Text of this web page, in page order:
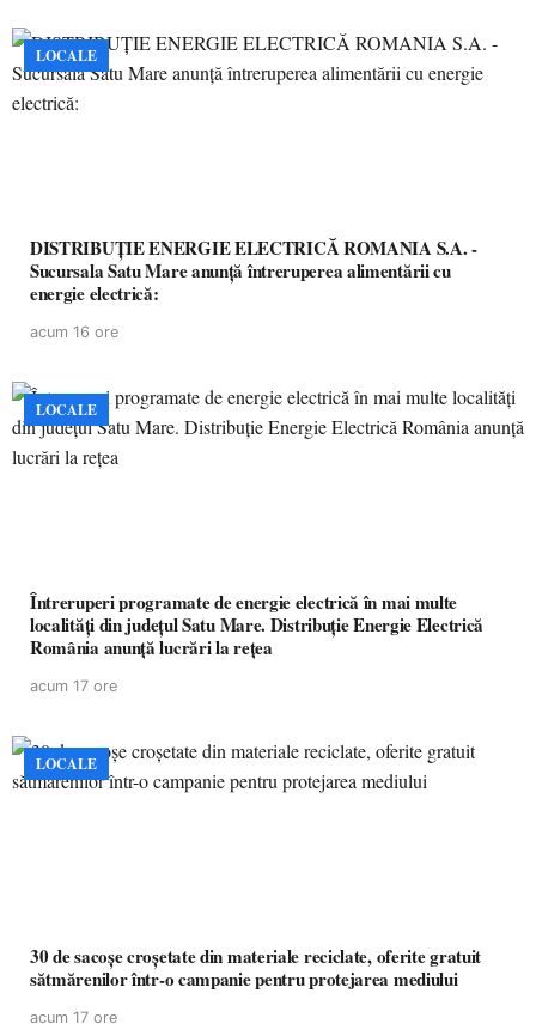
LOCALE
DISTRIBUȚIE ENERGIE ELECTRICĂ ROMANIA S.A. -
Sucursala Satu Mare anunţă întreruperea alimentării cu
energie electrică:
acum 16 ore
LOCALE
Întreruperi programate de energie electrică în mai multe
localități din județul Satu Mare. Distribuție Energie Electrică
România anunță lucrări la rețea
acum 17 ore
LOCALE
30 de sacoșe croșetate din materiale reciclate, oferite gratuit
sătmărenilor într-o campanie pentru protejarea mediului
acum 17 ore